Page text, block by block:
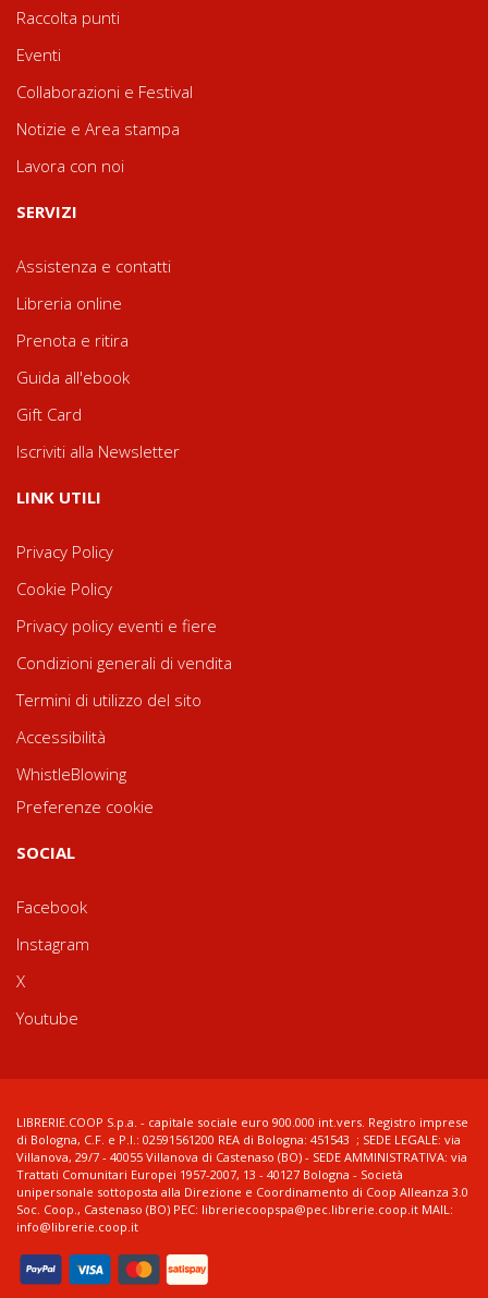
Raccolta punti
Eventi
Collaborazioni e Festival
Notizie e Area stampa
Lavora con noi
SERVIZI
Assistenza e contatti
Libreria online
Prenota e ritira
Guida all'ebook
Gift Card
Iscriviti alla Newsletter
LINK UTILI
Privacy Policy
Cookie Policy
Privacy policy eventi e fiere
Condizioni generali di vendita
Termini di utilizzo del sito
Accessibilità
WhistleBlowing
Preferenze cookie
SOCIAL
Facebook
Instagram
X
Youtube
LIBRERIE.COOP S.p.a. - capitale sociale euro 900.000 int.vers. Registro imprese
di Bologna, C.F. e P.I.: 02591561200 REA di Bologna: 451543 ; SEDE LEGALE: via
Villanova, 29/7 - 40055 Villanova di Castenaso (BO) - SEDE AMMINISTRATIVA: via
Trattati Comunitari Europei 1957-2007, 13 - 40127 Bologna - Società
unipersonale sottoposta alla Direzione e Coordinamento di Coop Alleanza 3.0
Soc. Coop., Castenaso (BO) PEC: libreriecoopspa@pec.librerie.coop.it MAIL:
info@librerie.coop.it